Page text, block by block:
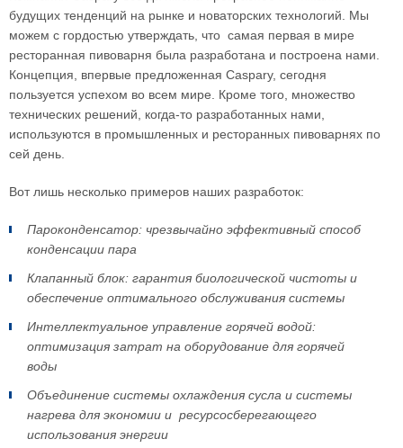
будущих тенденций на рынке и новаторских технологий. Мы
можем с гордостью утверждать, что самая первая в мире
ресторанная пивоварня была разработана и построена нами.
Концепция, впервые предложенная Caspary, сегодня
пользуется успехом во всем мире. Кроме того, множество
технических решений, когда-то разработанных нами,
используются в промышленных и ресторанных пивоварнях по
сей день.
Вот лишь несколько примеров наших разработок:
Пароконденсатор: чрезвычайно эффективный способ
конденсации пара
Клапанный блок: гарантия биологической чистоты и
обеспечение оптимального обслуживания системы
Интеллектуальное управление горячей водой:
оптимизация затрат на оборудование для горячей
воды
Объединение системы охлаждения сусла и системы
нагрева для экономии и ресурсосберегающего
использования энергии